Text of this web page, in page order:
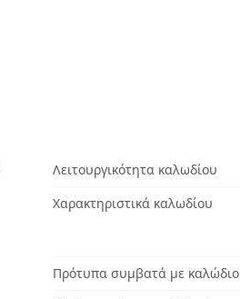
Λειτουργικότητα καλωδίου
Χαρακτηριστικά καλωδίου
Πρότυπα συμβατά με καλώδιο